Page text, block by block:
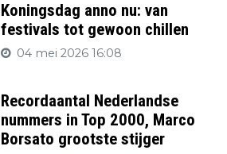
Koningsdag anno nu: van
festivals tot gewoon chillen
04 mei 2026 16:08
Recordaantal Nederlandse
nummers in Top 2000, Marco
Borsato grootste stijger